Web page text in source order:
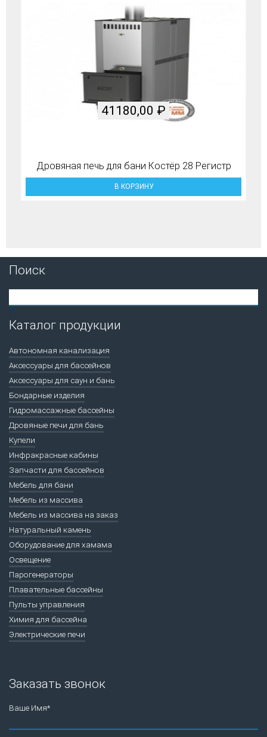
Дровяная печь для бани Костёр 28 Регистр
41180,00 ₽
В КОРЗИНУ
Поиск
Каталог продукции
Автономная канализация
Аксессуары для бассейнов
Аксессуары для саун и бань
Бондарные изделия
Гидромассажные бассейны
Дровяные печи для бань
Купели
Инфракрасные кабины
Запчасти для бассейнов
Мебель для бани
Мебель из массива
Мебель из массива на заказ
Натуральный камень
Оборудование для хамама
Освещение
Парогенераторы
Плавательные бассейны
Пульты управления
Химия для бассейна
Электрические печи
Заказать звонок
Ваше Имя*